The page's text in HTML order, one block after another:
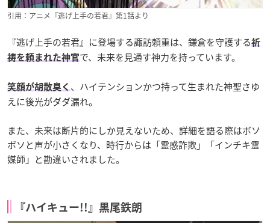
引用：アニメ『逃げ上手の若君』第1話より
『逃げ上手の若君』に登場する諏訪頼重は、鎌倉を守護する祈
祷を頼まれた神官で、未来を見通す神力を持っています。
笑顔が胡散臭く 、ハイテンションかつ持って生まれた神聖さゆ
えに後光がダダ漏れ。
また、未来は断片的にしか見えないため、詳細を語る際はボソ
ボソと声が小さくなり、時行からは「霊感詐欺」「インチキ霊
媒師」と勘違いされました。
『ハイキュー!!』黒尾鉄朗